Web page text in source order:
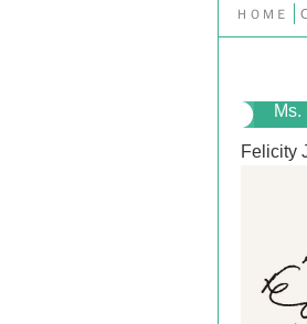
ＨＯＭＥ
Felicity